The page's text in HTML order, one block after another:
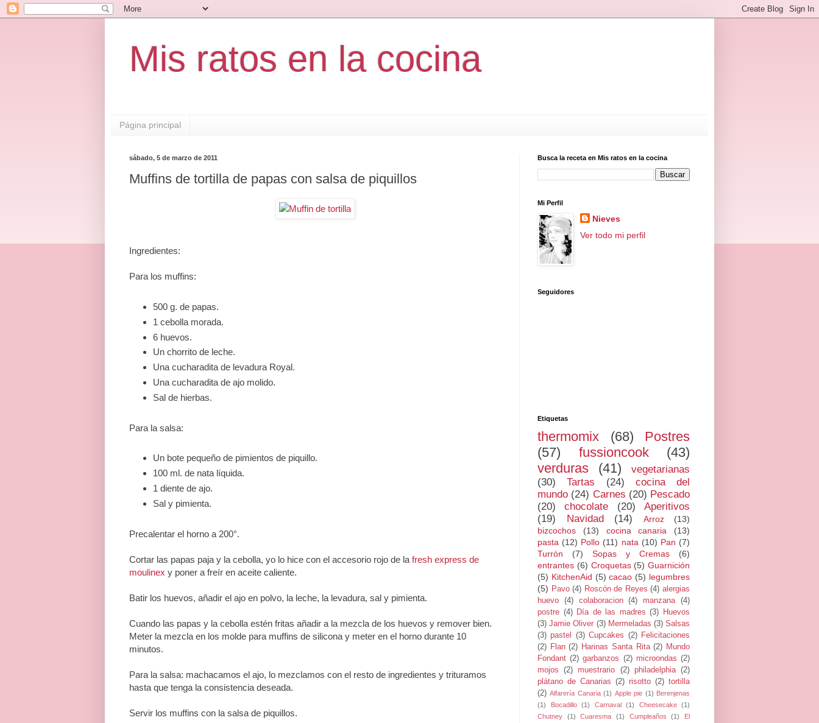
Mis ratos en la cocina
Página principal
sábado, 5 de marzo de 2011
Muffins de tortilla de papas con salsa de piquillos
Ingredientes:
Para los muffins:
500 g. de papas.
1 cebolla morada.
6 huevos.
Un chorrito de leche.
Una cucharadita de levadura Royal.
Una cucharadita de ajo molido.
Sal de hierbas.
Para la salsa:
Un bote pequeño de pimientos de piquillo.
100 ml. de nata líquida.
1 diente de ajo.
Sal y pimienta.
Precalentar el horno a 200°.
Cortar las papas paja y la cebolla, yo lo hice con el accesorio rojo de la fresh express de
moulinex y poner a freír en aceite caliente.
Batir los huevos, añadir el ajo en polvo, la leche, la levadura, sal y pimienta.
Cuando las papas y la cebolla estén fritas añadir a la mezcla de los huevos y remover bien.
Meter la mezcla en los molde para muffins de silicona y meter en el horno durante 10
minutos.
Para la salsa: machacamos el ajo, lo mezclamos con el resto de ingredientes y trituramos
hasta que tenga la consistencia deseada.
Servir los muffins con la salsa de piquillos.
Busca la receta en Mis ratos en la cocina
Mi Perfil
Nieves
Ver todo mi perfil
Seguidores
Etiquetas
thermomix (68)
Postres
(57)
fussioncook
(43)
verduras
(41)
vegetarianas
(30)
Tartas (24)
cocina del
mundo (24) Carnes (20) Pescado
(20)
chocolate (20)
Aperitivos
(19)
Navidad (14) Arroz
(13)
bizcochos
(13) cocina canaria
(13)
pasta (12) Pollo (11) nata (10) Pan (7)
Turrón
(7) Sopas y Cremas
(6)
entrantes (6) Croquetas (5) Guarnición
(5) KitchenAid (5) cacao (5) legumbres
(5) Pavo (4) Roscón de Reyes (4) alergias
huevo
(4) colaboracion (4) manzana
(4)
postre (4) Día de las madres (3)
Huevos
(3) Jamie Oliver (3) Mermeladas (3) Salsas
(3) pastel (3) Cupcakes (2) Felicitaciones
(2) Flan (2) Harinas Santa Rita (2) Mundo
Fondant (2) garbanzos (2) microondas (2)
mojos
(2) muestrario (2) philadelphia (2)
plátano de Canarias (2) risotto (2) tortilla
(2) Alfarería Canaria (1) Apple pie (1) Berenjenas
(1)
Bocadillo (1) Carnaval (1) Cheesecake
(1)
Chutney
(1) Cuaresma (1) Cumpleaños (1)
El